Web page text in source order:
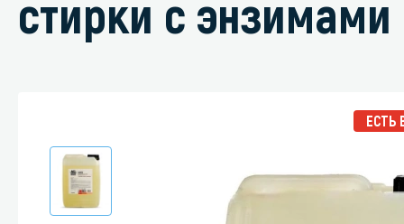
Дегризер
стрипперы
Средства
стирки с энзимами
ЕСТЬ